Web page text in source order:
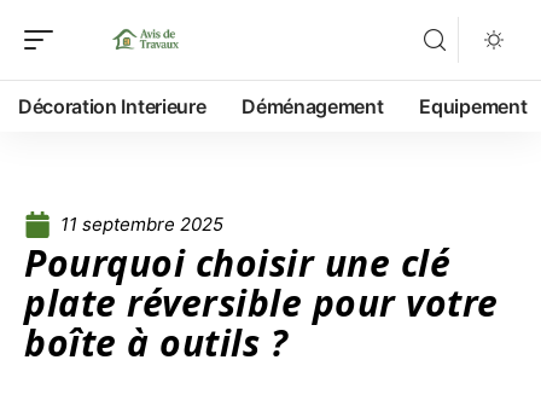
Décoration Interieure Déménagement Equipement
11 septembre 2025
Pourquoi choisir une clé
plate réversible pour votre
boîte à outils ?